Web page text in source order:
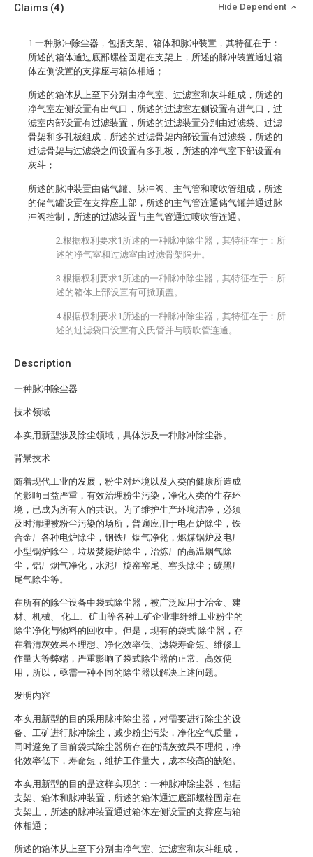
Description
一种脉冲除尘器
技术领域
本实用新型涉及除尘领域，具体涉及一种脉冲除尘器。
背景技术
随着现代工业的发展，粉尘对环境以及人类的健康所造成
的影响日益严重，有效治理粉尘污染，净化人类的生存环
境，已成为所有人的共识。为了维护生产环境洁净，必须
及时清理被粉尘污染的场所，普遍应用于电石炉除尘，铁
合金厂各种电炉除尘，钢铁厂烟气净化，燃煤锅炉及电厂
小型锅炉除尘，垃圾焚烧炉除尘，冶炼厂的高温烟气除
尘，铝厂烟气净化，水泥厂旋窑窑尾、窑头除尘；碳黑厂
尾气除尘等。
在所有的除尘设备中袋式除尘器，被广泛应用于冶金、建
材、机械、 化工、矿山等各种工矿企业非纤维工业粉尘的
除尘净化与物料的回收中。但是，现有的袋式 除尘器，存
在着清灰效果不理想、净化效率低、滤袋寿命短、维修工
作量大等弊端，严重影响了袋式除尘器的正常、高效使
用，所以，亟需一种不同的除尘器以解决上述问题。
发明内容
本实用新型的目的采用脉冲除尘器，对需要进行除尘的设
备、工矿进行脉冲除尘，减少粉尘污染，净化空气质量，
同时避免了目前袋式除尘器所存在的清灰效果不理想，净
化效率低下，寿命短，维护工作量大，成本较高的缺陷。
本实用新型的目的是这样实现的：一种脉冲除尘器，包括
支架、箱体和脉冲装置，所述的箱体通过底部螺栓固定在
支架上，所述的脉冲装置通过箱体左侧设置的支撑座与箱
体相通；
所述的箱体从上至下分别由净气室、过滤室和灰斗组成，
Claims (4) Hide Dependent
1.一种脉冲除尘器，包括支架、箱体和脉冲装置，其特征在于：
所述的箱体通过底部螺栓固定在支架上，所述的脉冲装置通过箱
体左侧设置的支撑座与箱体相通；
所述的箱体从上至下分别由净气室、过滤室和灰斗组成，所述的
净气室左侧设置有出气口，所述的过滤室左侧设置有进气口，过
滤室内部设置有过滤装置，所述的过滤装置分别由过滤袋、过滤
骨架和多孔板组成，所述的过滤骨架内部设置有过滤袋，所述的
过滤骨架与过滤袋之间设置有多孔板，所述的净气室下部设置有
灰斗；
所述的脉冲装置由储气罐、脉冲阀、主气管和喷吹管组成，所述
的储气罐设置在支撑座上部，所述的主气管连通储气罐并通过脉
冲阀控制，所述的过滤装置与主气管通过喷吹管连通。
2.根据权利要求1所述的一种脉冲除尘器，其特征在于：所
述的净气室和过滤室由过滤骨架隔开。
3.根据权利要求1所述的一种脉冲除尘器，其特征在于：所
述的箱体上部设置有可掀顶盖。
4.根据权利要求1所述的一种脉冲除尘器，其特征在于：所
述的过滤袋口设置有文氏管并与喷吹管连通。